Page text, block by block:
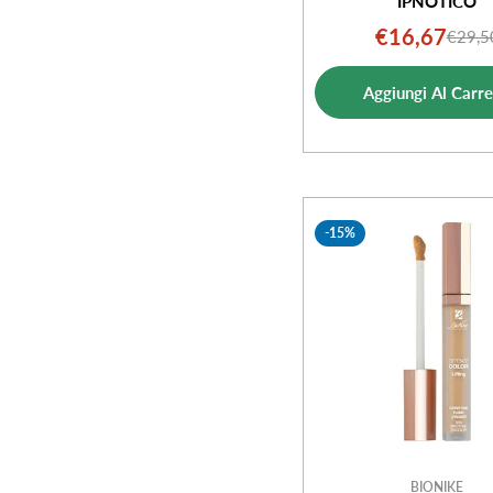
di
€16,67
Aggiungi Al
-15%
BIONIKE